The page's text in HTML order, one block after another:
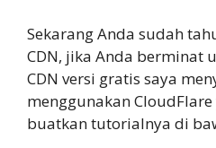
Sekarang Anda sudah
CDN, jika Anda berminat
CDN versi gratis saya
menggunakan
buatkan tutorialnya di